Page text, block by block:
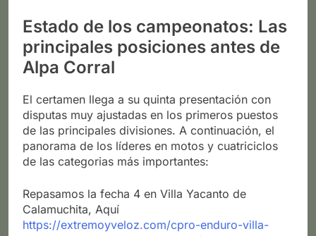
Estado de los campeonatos: Las
principales posiciones antes de
Alpa Corral
El certamen llega a su quinta presentación con
disputas muy ajustadas en los primeros puestos
de las principales divisiones. A continuación, el
panorama de los líderes en motos y cuatriciclos
de las categorias más importantes:
Repasamos la fecha 4 en Villa Yacanto de
Calamuchita, Aquí
https://extremoyveloz.com/cpro-enduro-villa-